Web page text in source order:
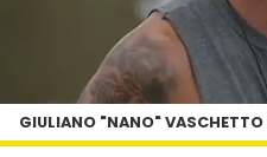
GIULIANO "NANO" VASCHETTO